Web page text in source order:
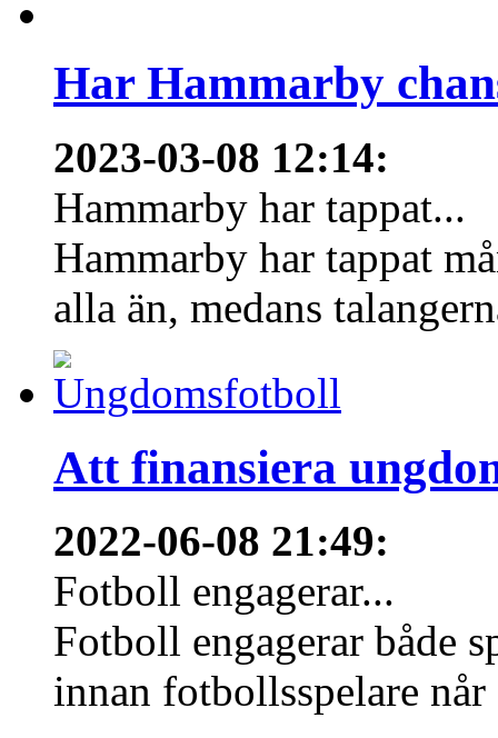
Har Hammarby
2023-03-08 12:14:
Hammarby har tappat...
Hammarby har tappat
alla än, medans
Att finansiera
2022-06-08 21:49:
Fotboll engagerar...
Fotboll engagerar både
innan fotbollsspelare